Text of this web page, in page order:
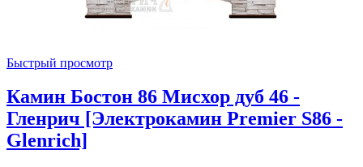
Быстрый просмотр
Камин Бостон 86 Мисхор дуб 46 -
Гленрич [Электрокамин Premier S86 -
Glenrich]